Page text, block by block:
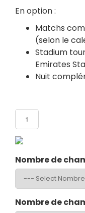
En option :
Matchs
(selon le
Stadium
Emirates
Nuit
Nombre de
Nombre de